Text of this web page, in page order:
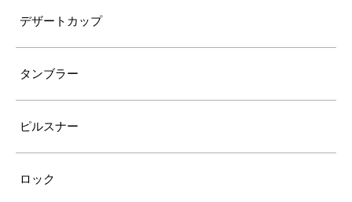
デザートカップ
タンブラー
ピルスナー
ロック